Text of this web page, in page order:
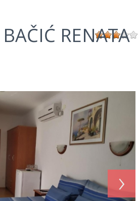
RENATA
›